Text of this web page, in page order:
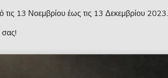
13 Νοεμβρίου έως τις 13 Δεκεμβρίου 2023.
σας!